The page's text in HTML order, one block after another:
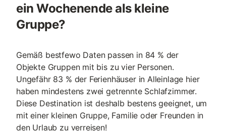
ein Wochenende als kleine
Gruppe?
Gemäß bestfewo Daten passen in 84 % der
Objekte Gruppen mit bis zu vier Personen.
Ungefähr 83 % der Ferienhäuser in Alleinlage hier
haben mindestens zwei getrennte Schlafzimmer.
Diese Destination ist deshalb bestens geeignet, um
mit einer kleinen Gruppe, Familie oder Freunden in
den Urlaub zu verreisen!